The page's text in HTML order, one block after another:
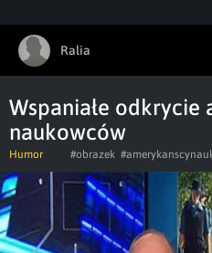
Ralia
Wspaniałe odkrycie
naukowców
Humor #obrazek